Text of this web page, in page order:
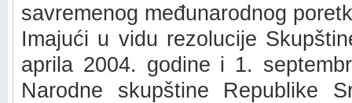
savremenog međunarodnog
Imajući u vidu rezolucije
aprila 2004. godine i 1.
Narodne skupštine Republike